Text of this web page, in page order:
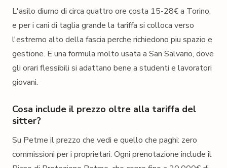
L'asilo diurno di circa quattro ore costa 15-28€ a Torino,
e per i cani di taglia grande la tariffa si colloca verso
l'estremo alto della fascia perche richiedono piu spazio e
gestione. E una formula molto usata a San Salvario, dove
gli orari flessibili si adattano bene a studenti e lavoratori
giovani.
Cosa include il prezzo oltre alla tariffa del
sitter?
Su Petme il prezzo che vedi e quello che paghi: zero
commissioni per i proprietari. Ogni prenotazione include il